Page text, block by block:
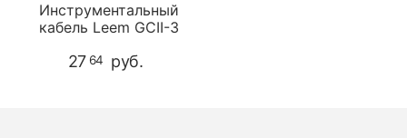
Инструментальный
кабель Leem GCII-3
27 64 руб.